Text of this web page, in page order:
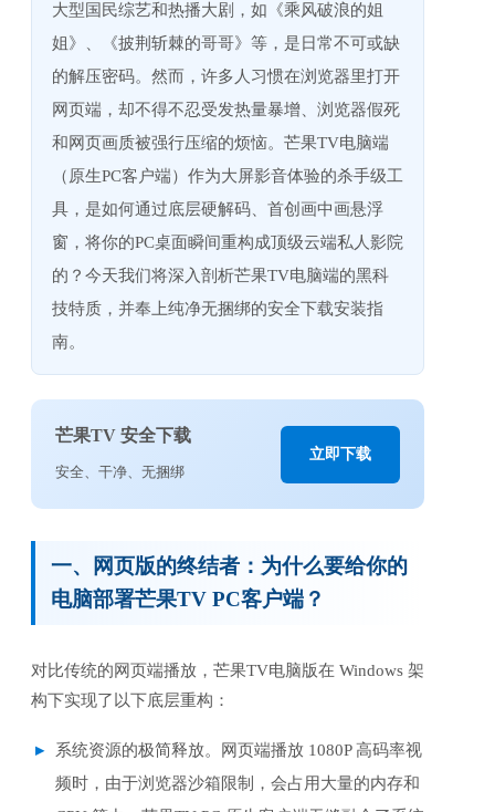
大型国民综艺和热播大剧，如《乘风破浪的姐
姐》、《披荆斩棘的哥哥》等，是日常不可或缺
的解压密码。然而，许多人习惯在浏览器里打开
网页端，却不得不忍受发热量暴增、浏览器假死
和网页画质被强行压缩的烦恼。芒果TV电脑端
（原生PC客户端）作为大屏影音体验的杀手级工
具，是如何通过底层硬解码、首创画中画悬浮
窗，将你的PC桌面瞬间重构成顶级云端私人影院
的？今天我们将深入剖析芒果TV电脑端的黑科
技特质，并奉上纯净无捆绑的安全下载安装指
南。
芒果TV 安全下载
安全、干净、无捆绑
立即下载
一、网页版的终结者：为什么要给你的
电脑部署芒果TV PC客户端？
对比传统的网页端播放，芒果TV电脑版在 Windows 架
构下实现了以下底层重构：
系统资源的极简释放。网页端播放 1080P 高码率视
频时，由于浏览器沙箱限制，会占用大量的内存和